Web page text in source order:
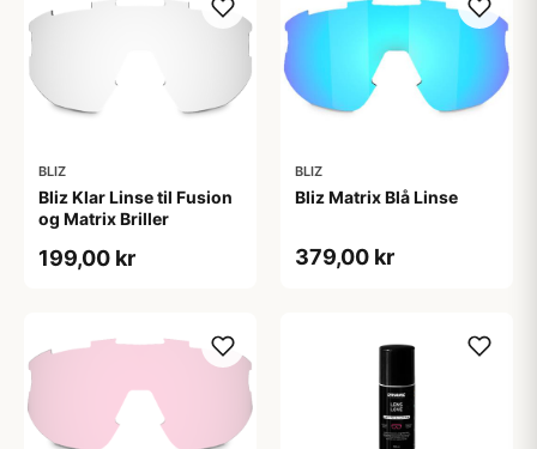
BLIZ
Bliz Klar Linse til Fusion
og Matrix Briller
199,00 kr
BLIZ
Bliz Matrix Blå Linse
379,00 kr